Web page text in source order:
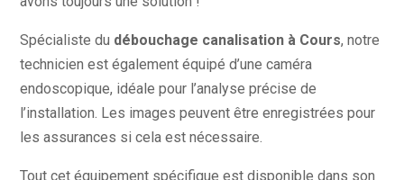
Spécialiste du débouchage canalisation à Cours, notre
technicien est également équipé d’une caméra
endoscopique, idéale pour l’analyse précise de
l’installation. Les images peuvent être enregistrées pour
les assurances si cela est nécessaire.
Tout cet équipement spécifique est disponible dans son